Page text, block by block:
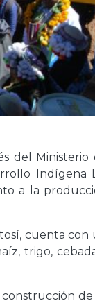
del Ministerio
Indígena
a la
cuenta con
trigo,
de